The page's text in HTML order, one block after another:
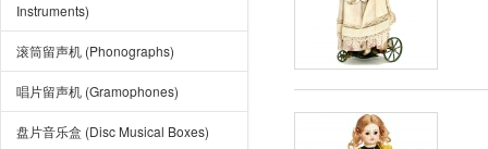
Instruments)
滚筒留声机 (Phonographs)
唱片留声机 (Gramophones)
盘片音乐盒 (Disc Musical Boxes)